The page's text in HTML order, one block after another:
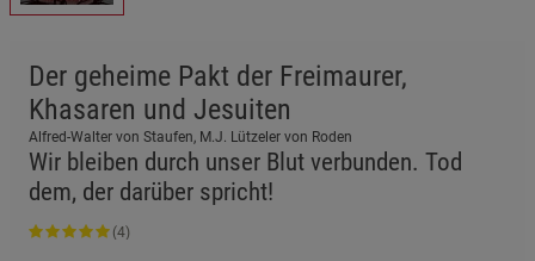
Der geheime Pakt der Freimaurer,
Khasaren und Jesuiten
Alfred-Walter von Staufen, M.J. Lützeler von Roden
Wir bleiben durch unser Blut verbunden. Tod
dem, der darüber spricht!
(4)